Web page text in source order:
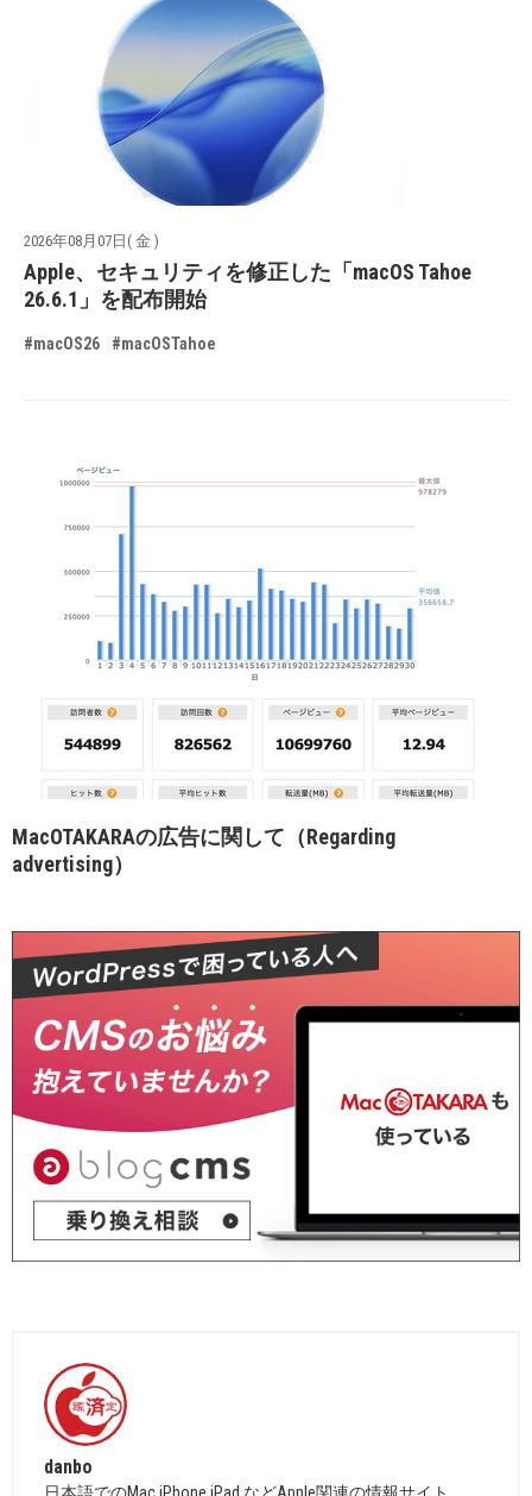
2026年08月07日( 金 )
Apple、セキュリティを修正した「macOS Tahoe
26.6.1」を配布開始
#macOS26 #macOSTahoe
MacOTAKARAの広告に関して（Regarding
advertising）
danbo